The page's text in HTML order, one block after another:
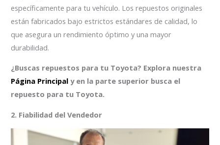
específicamente para tu vehículo. Los repuestos originales
están fabricados bajo estrictos estándares de calidad, lo
que asegura un rendimiento óptimo y una mayor
durabilidad.
¿Buscas repuestos para tu Toyota? Explora nuestra
Página Principal y en la parte superior busca el
repuesto para tu Toyota.
2. Fiabilidad del Vendedor